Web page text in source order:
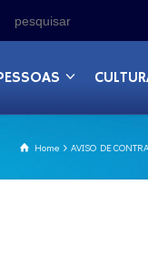
Home AVISO DE